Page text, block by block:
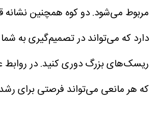
مربوط می‌شود. دو کوه همچنین نشانه
دارد که می‌تواند در تصمیم‌گیری به
ریسک‌های بزرگ دوری کنید. در
که هر مانعی می‌تواند فرصتی برای رشد